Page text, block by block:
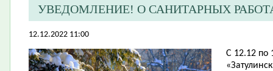
​УВЕДОМЛЕНИЕ! О САНИТАРНЫХ
12.12.2022 11:00
С 12.12 по